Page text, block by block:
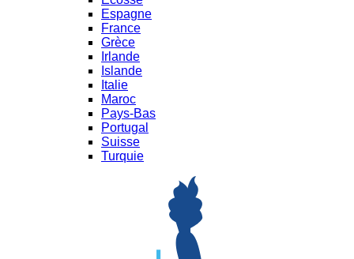
Espagne
France
Grèce
Irlande
Islande
Italie
Maroc
Pays-Bas
Portugal
Suisse
Turquie